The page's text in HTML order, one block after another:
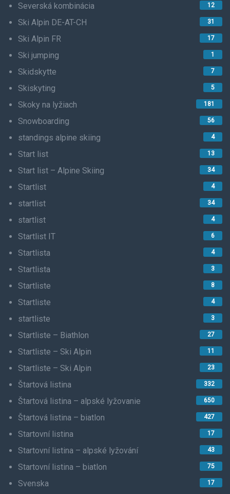
Severská kombinácia 12
Ski Alpin DE-AT-CH 31
Ski Alpin FR 17
Ski jumping 1
Skidskytte 7
Skiskyting 5
Skoky na lyžiach 181
Snowboarding 56
standings alpine skiing 4
Start list 13
Start list – Alpine Skiing 34
Startlist 4
startlist 34
startlist 4
Startlist IT 6
Startlista 4
Startlista 3
Startliste 8
Startliste 4
startliste 3
Startliste – Biathlon 27
Startliste – Ski Alpin 11
Startliste – Ski Alpin 23
Štartová listina 332
Štartová listina – alpské lyžovanie 650
Štartová listina – biatlon 427
Startovní listina 17
Startovní listina – alpské lyžování 43
Startovní listina – biatlon 75
Svenska 17